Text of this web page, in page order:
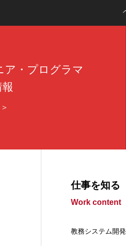
ア・プログラマ
仕事を知る
Work content
教務システム開発